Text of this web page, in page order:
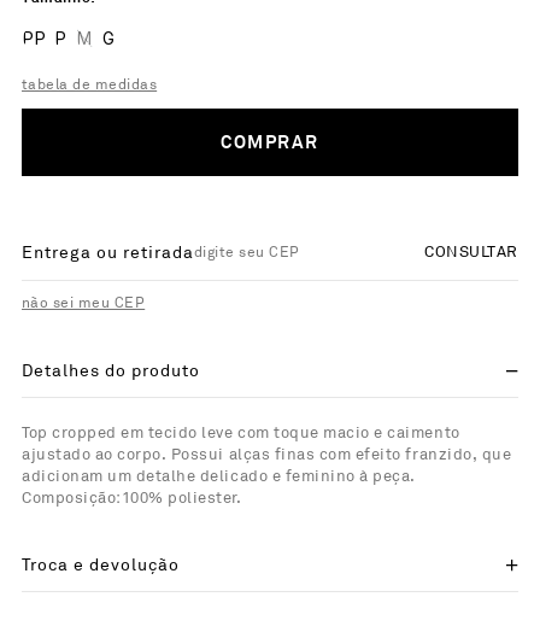
PP P M G
tabela de medidas
COMPRAR
Entrega ou retirada CONSULTAR
não sei meu CEP
Detalhes do produto
Top cropped em tecido leve com toque macio e caimento
ajustado ao corpo. Possui alças finas com efeito franzido, que
adicionam um detalhe delicado e feminino à peça.
Composição:100% poliester.
Troca e devolução